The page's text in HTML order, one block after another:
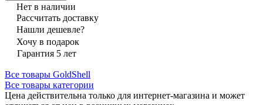
Нет в наличии
Рассчитать доставку
Нашли дешевле?
Хочу в подарок
Гарантия 5 лет
Все товары GoldShell
Все товары категории
Цена действительна только для интернет-магазина и может